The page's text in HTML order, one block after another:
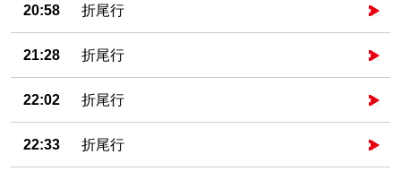
20:58 折尾行
21:28 折尾行
22:02 折尾行
22:33 折尾行